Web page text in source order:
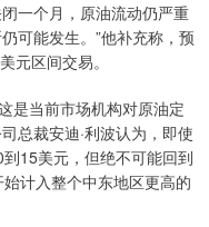
一个月，原油流动仍严重
可能发生。”他补充称，预
元区间交易。
当前市场机构对原油定
总裁安迪·利波认为，即使
15美元，但绝不可能回到
计入整个中东地区更高的